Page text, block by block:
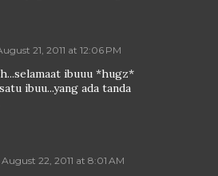
21, 2011 at 12:06 PM
ibuuu *hugz*
ibuu...yang ada tanda
August 22, 2011 at 8:01 AM